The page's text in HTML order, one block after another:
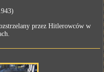
przez Hitlerowców w